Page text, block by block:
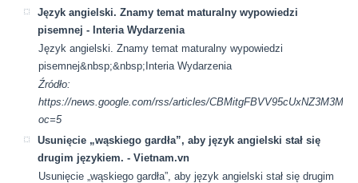
Język angielski. Znamy temat maturalny wypowiedzi
pisemnej - Interia Wydarzenia
Język angielski. Znamy temat maturalny wypowiedzi
pisemnej&nbsp;&nbsp;Interia Wydarzenia
Źródło:
https://news.google.com/rss/articles/
oc=5
Usunięcie „wąskiego gardła”, aby język angielski stał się
drugim językiem. - Vietnam.vn
Usunięcie „wąskiego gardła”, aby język angielski stał się drugim